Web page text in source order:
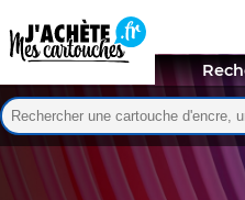
Rechercher :
Quand les résultats de